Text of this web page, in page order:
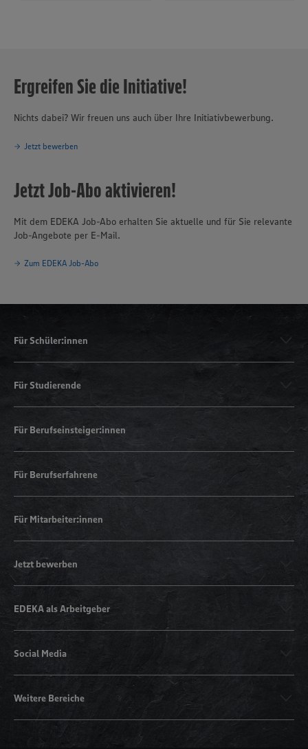
Ergreifen Sie die Initiative!
Nichts dabei? Wir freuen uns auch über Ihre Initiativbewerbung.
Jetzt bewerben
Jetzt Job-Abo aktivieren!
Mit dem EDEKA Job-Abo erhalten Sie aktuelle und für Sie relevante
Job-Angebote per E-Mail.
Zum EDEKA Job-Abo
Für Schüler:innen
Für Studierende
Für Berufseinsteiger:innen
Für Berufserfahrene
Für Mitarbeiter:innen
Jetzt bewerben
EDEKA als Arbeitgeber
Social Media
Weitere Bereiche